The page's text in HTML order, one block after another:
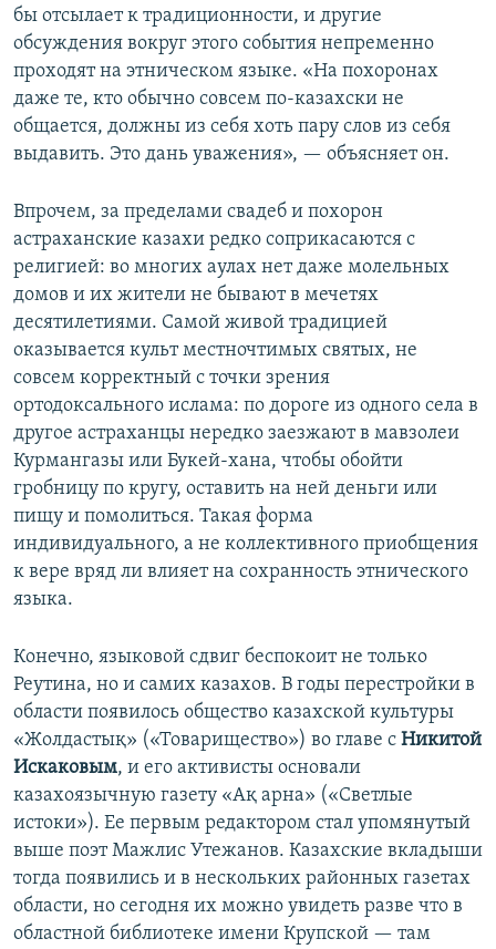
бы отсылает к традиционности, и другие
обсуждения вокруг этого события непременно
проходят на этническом языке. «На похоронах
даже те, кто обычно совсем по-казахски не
общается, должны из себя хоть пару слов из себя
выдавить. Это дань уважения», — объясняет он.
Впрочем, за пределами свадеб и похорон
астраханские казахи редко соприкасаются с
религией: во многих аулах нет даже молельных
домов и их жители не бывают в мечетях
десятилетиями. Самой живой традицией
оказывается культ местночтимых святых, не
совсем корректный с точки зрения
ортодоксального ислама: по дороге из одного села в
другое астраханцы нередко заезжают в мавзолеи
Курмангазы или Букей-хана, чтобы обойти
гробницу по кругу, оставить на ней деньги или
пищу и помолиться. Такая форма
индивидуального, а не коллективного приобщения
к вере вряд ли влияет на сохранность этнического
языка.
Конечно, языковой сдвиг беспокоит не только
Реутина, но и самих казахов. В годы перестройки в
области появилось общество казахской культуры
«Жолдастық» («Товарищество») во главе с Никитой
Искаковым, и его активисты основали
казахоязычную газету «Ақ арна» («Светлые
истоки»). Ее первым редактором стал упомянутый
выше поэт Мажлис Утежанов. Казахские вкладыши
тогда появились и в нескольких районных газетах
области, но сегодня их можно увидеть разве что в
областной библиотеке имени Крупской — там